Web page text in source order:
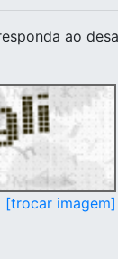
ao
[trocar imagem]